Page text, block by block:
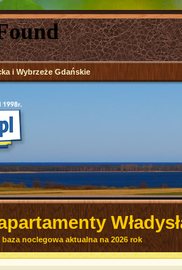
i Wybrzeże Gdańskie
noclegowa aktualna na 2026 rok